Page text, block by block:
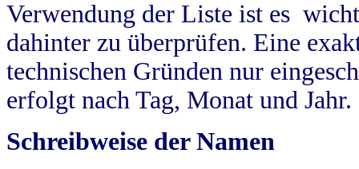
Verwendung der Liste ist es
dahinter zu überprüfen. Eine
technischen Gründen nur
erfolgt nach Tag, Monat und Jahr.
Schreibweise der Namen